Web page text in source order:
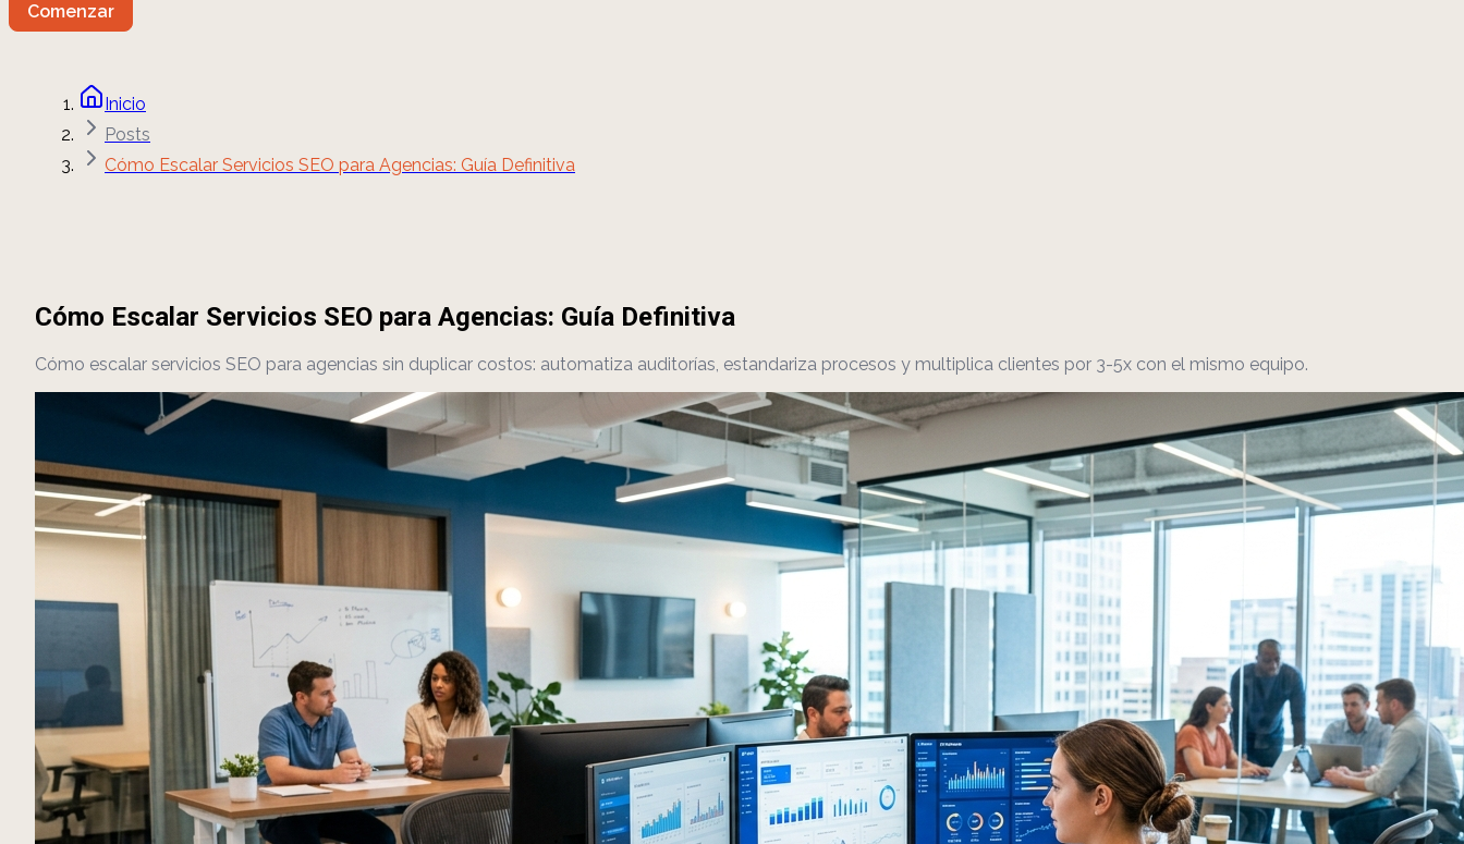
Comenzar
Inicio
Posts
Cómo Escalar Servicios SEO para Agencias: Guía Definitiva
Cómo Escalar Servicios SEO para Agencias: Guía Definitiva
Cómo escalar servicios SEO para agencias sin duplicar costos: automatiza auditorías, estandariza procesos y multiplica clientes por 3-5x con el mismo equipo.